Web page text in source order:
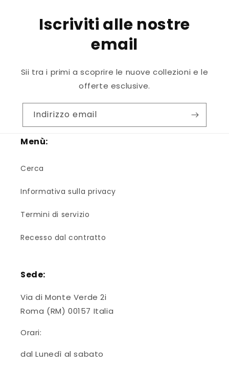
Iscriviti alle nostre
email
Sii tra i primi a scoprire le nuove collezioni e le
offerte esclusive.
Indirizzo email
Menù:
Cerca
Informativa sulla privacy
Termini di servizio
Recesso dal contratto
Sede:
Via di Monte Verde 2i
Roma (RM) 00157 Italia
Orari:
dal Lunedì al sabato